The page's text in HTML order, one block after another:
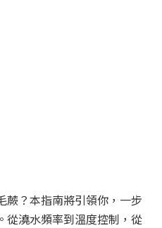
蕨？本指南將引領你，一步
從澆水頻率到溫度控制，從